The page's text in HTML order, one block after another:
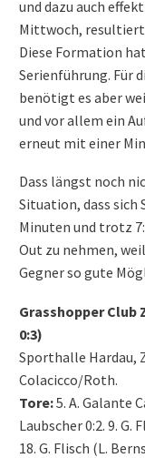
und dazu auch
Mittwoch,
Diese Formation
Serienführung. Für
benötigt es aber
und vor allem ein
erneut mit einer
Dass längst noch
Situation, dass sich
Minuten und trotz
Out zu nehmen,
Gegner so gute
Grasshopper Club
0:3)
Sporthalle Hardau,
Colacicco/Roth.
Tore:5. A. Galante
Laubscher 0:2. 9. G.
18. G. Flisch (L.